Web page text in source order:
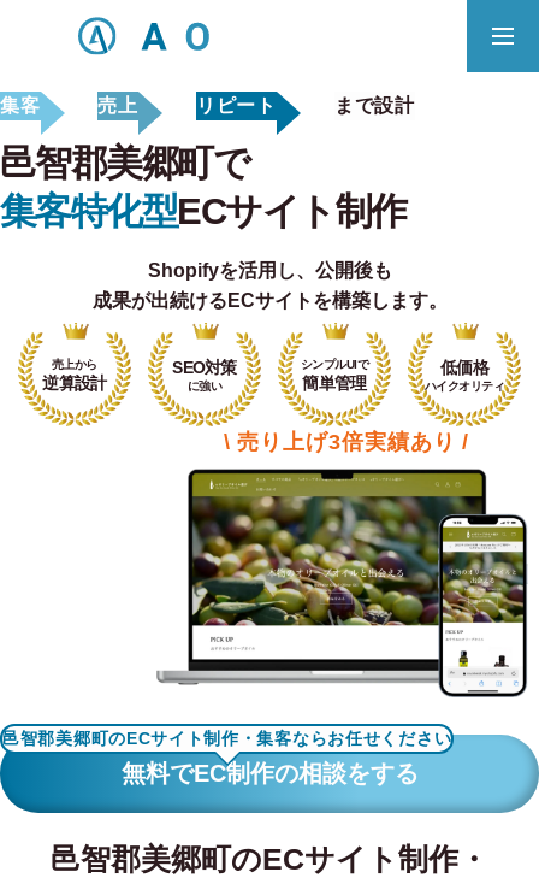
事業内容 無料相談
ECサイト制作対応エリア
あっ！と おどろく、みらいをつくる。
SERVICE
事業概要
RECRUIT
BLOG
集客 売上 リピート まで設計
邑智郡美郷町で
集客特化型ECサイト制作
Shopifyを活用し、 公開後も
成果が出続けるECサイトを構築します。
売上から
逆算設計
SEO対策
に強い
シンプルUIで
簡単管理
低価格
ハイクオリティ
\ 売り上げ3倍実績あり /
邑智郡美郷町のECサイト制作・集客ならお任せください
無料でEC制作の相談をする
邑智郡美郷町のECサイト制作・